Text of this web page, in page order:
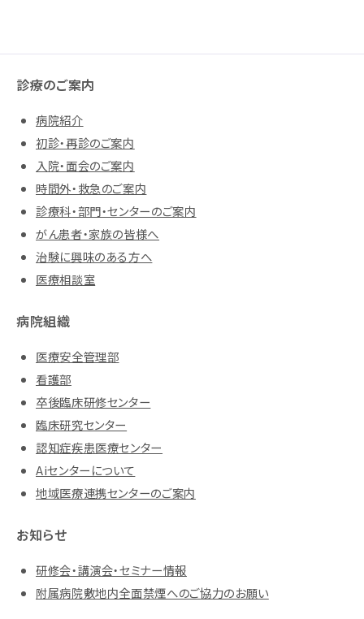
診療のご案内
病院紹介
初診・再診のご案内
入院・面会のご案内
時間外・救急のご案内
診療科・部門・センターのご案内
がん患者・家族の皆様へ
治験に興味のある方へ
医療相談室
病院組織
医療安全管理部
看護部
卒後臨床研修センター
臨床研究センター
認知症疾患医療センター
Aiセンターについて
地域医療連携センターのご案内
お知らせ
研修会・講演会・セミナー情報
附属病院敷地内全面禁煙へのご協力のお願い